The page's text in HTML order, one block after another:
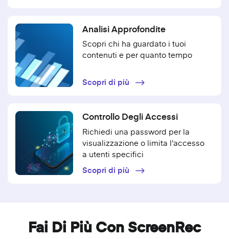
Analisi Approfondite
Scopri chi ha guardato i tuoi
contenuti e per quanto tempo
Scopri di più
Controllo Degli Accessi
Richiedi una password per la
visualizzazione o limita l'accesso
a utenti specifici
Scopri di più
Fai Di Più Con ScreenRec